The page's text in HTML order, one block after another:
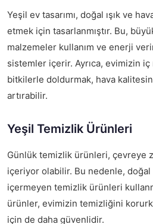
Yeşil ev tasarımı, doğal ışık ve
etmek için tasarlanmıştır. Bu,
malzemeler kullanım ve enerji
sistemler içerir. Ayrıca, evimizin iç
bitkilerle doldurmak, hava
artırabilir.
Yeşil Temizlik Ürünleri
Günlük temizlik ürünleri, çevreye
içeriyor olabilir. Bu nedenle,
içermeyen temizlik ürünleri
ürünler, evimizin temizliğini
için de daha güvenlidir.